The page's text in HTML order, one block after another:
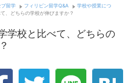
ブ留学 フィリピン留学Q&A
学校や授業につ
、どちらの学校が伸びますか？
学校と比べて、どちらの